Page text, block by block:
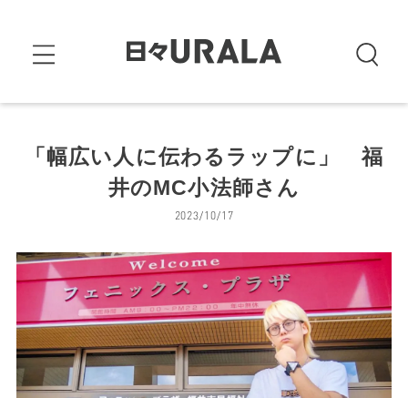
「幅広い人に伝わるラップに」 福
井のMC小法師さん
2023/10/17